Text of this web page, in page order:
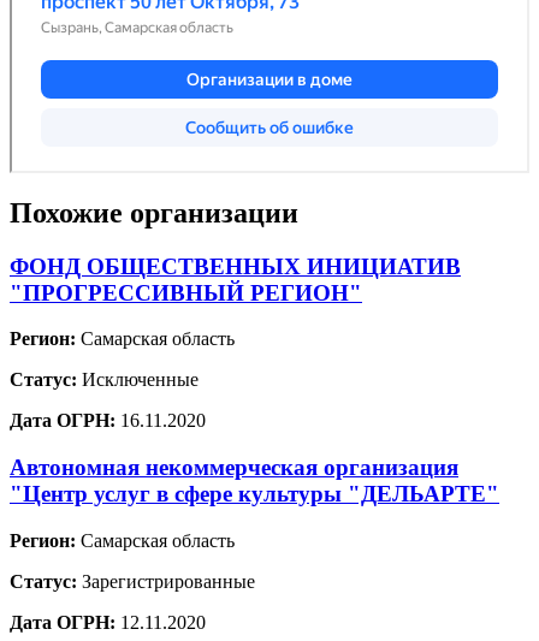
Похожие организации
ФОНД ОБЩЕСТВЕННЫХ ИНИЦИАТИВ
"ПРОГРЕССИВНЫЙ РЕГИОН"
Регион: Самарская область
Статус: Исключенные
Дата ОГРН: 16.11.2020
Автономная некоммерческая организация
"Центр услуг в сфере культуры "ДЕЛЬАРТЕ"
Регион: Самарская область
Статус: Зарегистрированные
Дата ОГРН: 12.11.2020